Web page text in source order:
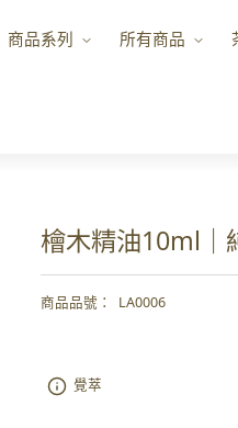
商品系列 所有商品
檜木精油10ml｜
商品品號 ： LA0006
覺萃